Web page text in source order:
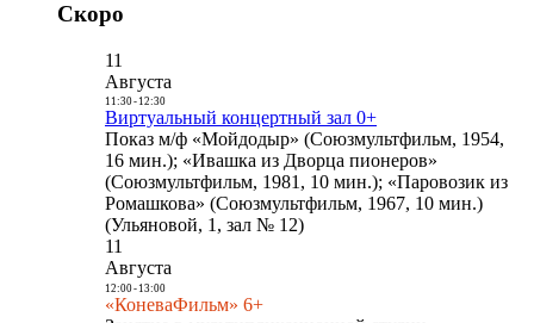
Скоро
11
Августа
11:30- 12:30
Виртуальный концертный зал 0+
Показ м/ф «Мойдодыр» (Союзмультфильм, 1954,
16 мин.); «Ивашка из Дворца пионеров»
(Союзмультфильм, 1981, 10 мин.); «Паровозик из
Ромашкова» (Союзмультфильм, 1967, 10 мин.)
(Ульяновой, 1, зал № 12)
11
Августа
12:00- 13:00
«КоневаФильм» 6+